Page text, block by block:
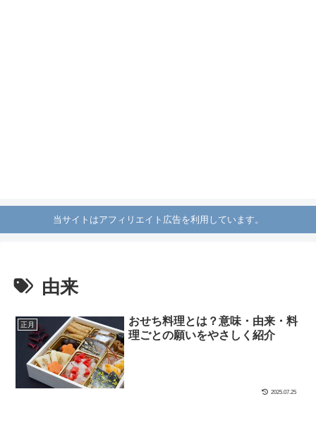
当サイトはアフィリエイト広告を利用しています。
由来
正月
おせち料理とは？意味・由来・料
理ごとの願いをやさしく紹介
2025.07.25